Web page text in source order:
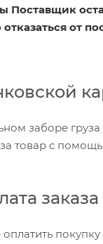
Поставщик
от
заборе
товар с
заказа
покупку